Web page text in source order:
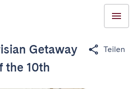
Getaway
the 10th
Teilen